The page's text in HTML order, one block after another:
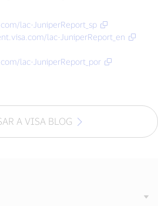
lac-JuniperReport_sp
lac-JuniperReport_en
lac-JuniperReport_por
A VISA BLOG